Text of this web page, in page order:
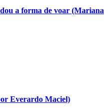
a forma de voar (Mariana
Everardo Maciel)